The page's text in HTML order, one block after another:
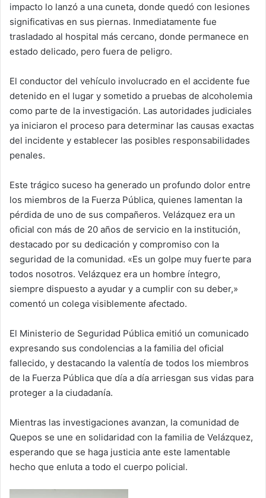
impacto lo lanzó a una cuneta, donde quedó con lesiones
significativas en sus piernas. Inmediatamente fue
trasladado al hospital más cercano, donde permanece en
estado delicado, pero fuera de peligro.
El conductor del vehículo involucrado en el accidente fue
detenido en el lugar y sometido a pruebas de alcoholemia
como parte de la investigación. Las autoridades judiciales
ya iniciaron el proceso para determinar las causas exactas
del incidente y establecer las posibles responsabilidades
penales.
Este trágico suceso ha generado un profundo dolor entre
los miembros de la Fuerza Pública, quienes lamentan la
pérdida de uno de sus compañeros. Velázquez era un
oficial con más de 20 años de servicio en la institución,
destacado por su dedicación y compromiso con la
seguridad de la comunidad. «Es un golpe muy fuerte para
todos nosotros. Velázquez era un hombre íntegro,
siempre dispuesto a ayudar y a cumplir con su deber,»
comentó un colega visiblemente afectado.
El Ministerio de Seguridad Pública emitió un comunicado
expresando sus condolencias a la familia del oficial
fallecido, y destacando la valentía de todos los miembros
de la Fuerza Pública que día a día arriesgan sus vidas para
proteger a la ciudadanía.
Mientras las investigaciones avanzan, la comunidad de
Quepos se une en solidaridad con la familia de Velázquez,
esperando que se haga justicia ante este lamentable
hecho que enluta a todo el cuerpo policial.